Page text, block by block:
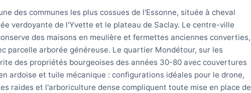
des communes les plus cossues de l'Essonne, située à cheval
verdoyante de l'Yvette et le plateau de Saclay. Le centre-ville
des maisons en meulière et fermettes anciennes converties,
parcelle arborée généreuse. Le quartier Mondétour, sur les
des propriétés bourgeoises des années 30-80 avec couvertures
ardoise et tuile mécanique : configurations idéales pour le drone,
raides et l'arboriculture dense compliquent toute mise en place de